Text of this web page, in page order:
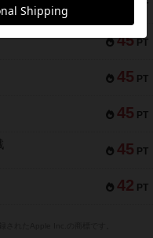
46 PT
45 PT
45 PT
45 PT
45 PT
42 PT